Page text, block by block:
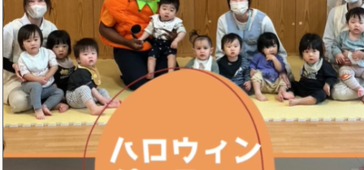
施設を探す 選ばれる理由
会社概要 ニュース
投資家情報 採用情報